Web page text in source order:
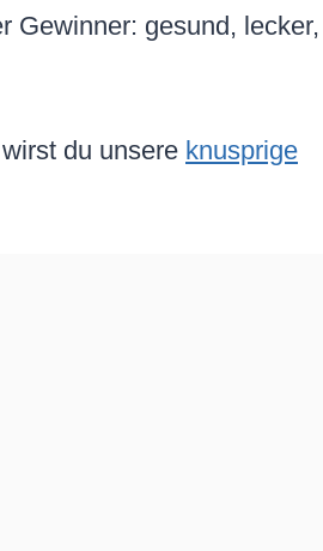
Gewinner: gesund, lecker,
du unsere knusprige